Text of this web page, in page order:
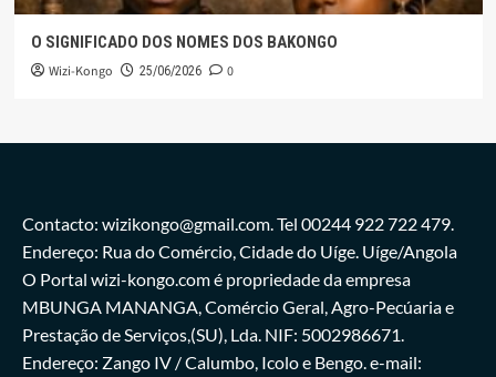
O SIGNIFICADO DOS NOMES DOS BAKONGO
Wizi-Kongo 25/06/2026 0
Contacto: wizikongo@gmail.com. Tel 00244 922 722 479.
Endereço: Rua do Comércio, Cidade do Uíge. Uíge/Angola
O Portal wizi-kongo.com é propriedade da empresa
MBUNGA MANANGA, Comércio Geral, Agro-Pecúaria e
Prestação de Serviços,(SU), Lda. NIF: 5002986671.
Endereço: Zango IV / Calumbo, Icolo e Bengo. e-mail: